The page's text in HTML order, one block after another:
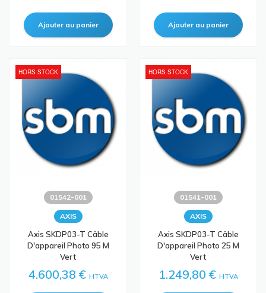
HORS STOCK
01542-001
AXIS
Axis SKDP03-T Câble
D'appareil Photo 95 M
Vert
4.600,38 € HTVA
HORS STOCK
01541-001
AXIS
Axis SKDP03-T Câble
D'appareil Photo 25 M
Vert
1.249,80 € HTVA